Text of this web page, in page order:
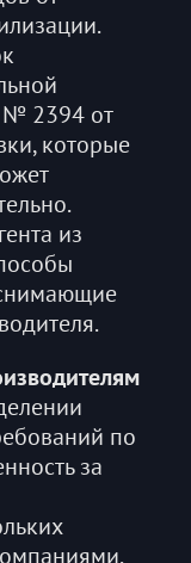
2394 от
которые
из
по
за